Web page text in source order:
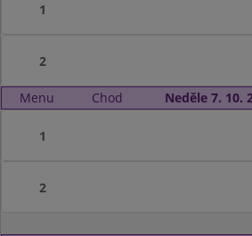
1
2
Menu Chod Neděle 7. 10.
1
2